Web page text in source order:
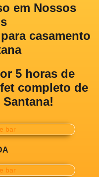
em Nossos
casamento
5 horas de
completo de